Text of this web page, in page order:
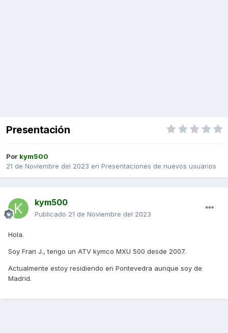
Presentación
Por kym500
21 de Noviembre del 2023 en Presentaciones de nuevos usuarios
kym500
Publicado 21 de Noviembre del 2023
Hola.
Soy Fran J., tengo un ATV kymco MXU 500 desde 2007.
Actualmente estoy residiendo en Pontevedra aunque soy de
Madrid.